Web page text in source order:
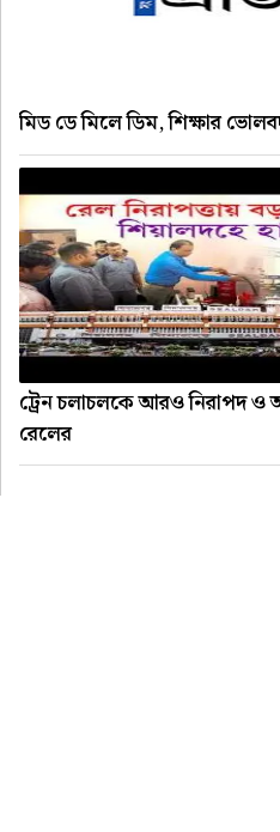
মিড ডে মিলে ডিম, শিক্ষার
ট্রেন চলাচলকে আরও নিরাপদ
রেলের